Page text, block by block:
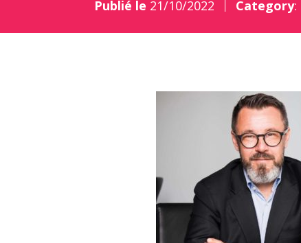
Publié le 21/10/2022 Category: